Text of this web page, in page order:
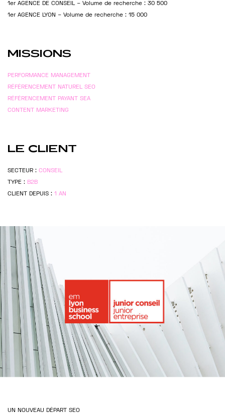
1er AGENCE DE CONSEIL – Volume de recherche : 30 500
1er AGENCE LYON – Volume de recherche : 15 000
MISSIONS
PERFORMANCE MANAGEMENT
RÉFÉRENCEMENT NATUREL SEO
RÉFÉRENCEMENT PAYANT SEA
CONTENT MARKETING
LE CLIENT
SECTEUR : CONSEIL
TYPE : B2B
CLIENT DEPUIS : 1 AN
U N NOUVEAU DÉPAR SEO